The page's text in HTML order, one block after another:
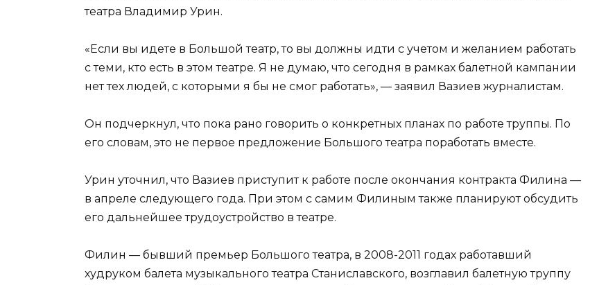
театра Владимир Урин.
«Если вы идете в Большой театр, то вы должны идти с учетом и желанием работать
с теми, кто есть в этом театре. Я не думаю, что сегодня в рамках балетной кампании
нет тех людей, с которыми я бы не смог работать», — заявил Вазиев журналистам.
Он подчеркнул, что пока рано говорить о конкретных планах по работе труппы. По
его словам, это не первое предложение Большого театра поработать вместе.
Урин уточнил, что Вазиев приступит к работе после окончания контракта Филина —
в апреле следующего года. При этом с самим Филиным также планируют обсудить
его дальнейшее трудоустройство в театре.
Филин — бывший премьер Большого театра, в 2008-2011 годах работавший
худруком балета музыкального театра Станиславского, возглавил балетную труппу